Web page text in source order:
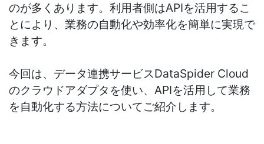
のが多くあります。利用者側はAPIを活用するこ
とにより、業務の自動化や効率化を簡単に実現で
きます。
今回は、データ連携サービスDataSpider Cloud
のクラウドアダプタを使い、APIを活用して業務
を自動化する方法についてご紹介します。